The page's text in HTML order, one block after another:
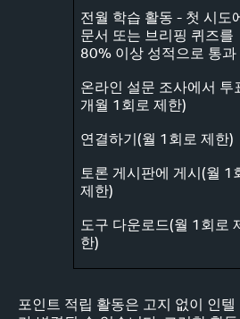
전월 학습 활동 - 첫 시도
문서 또는 브리핑 퀴즈를
80% 이상 성적으로 통과
온라인 설문 조사에서 투
개월 1회로 제한)
연결하기(월 1회로 제한)
토론 게시판에 게시(월 1
제한)
도구 다운로드(월 1회로
한)
포인트 적립 활동은 고지 없이 인